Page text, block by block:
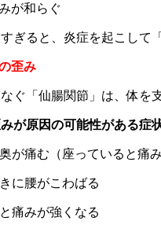
が和らぐ
ぎると、炎症を起こして
歪み
ぐ「仙腸関節」は、体を
が原因の可能性がある症
が痛む（座っていると痛み
に腰がこわばる
痛みが強くなる